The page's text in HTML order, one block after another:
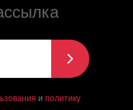
иполитику